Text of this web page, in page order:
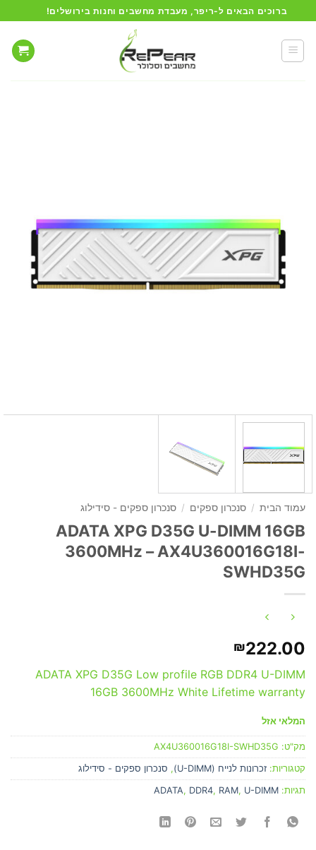
to
content
ברוכים הבאים ל-ריפר, מעבדת מחשבים וחנות בירושלים!
עמוד הבית / סנכרון ספקים / סנכרון ספקים - סידילוג
ADATA XPG D35G U-DIMM 16GB
3600MHz – AX4U360016G18I-
SWHD35G
₪222.00
ADATA XPG D35G Low profile RGB DDR4 U-DIMM
16GB 3600MHz White Lifetime warranty
המלאי אזל
מק"ט: AX4U360016G18I-SWHD35G
קטגוריות: זכרונות לנייח (U-DIMM) , סנכרון ספקים - סידילוג
תגיות: ADATA, DDR4, RAM, U-DIMM